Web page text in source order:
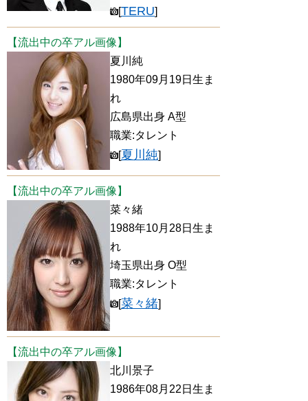
[TERU]
【流出中の卒アル画像】
夏川純
1980年09月19日生ま
れ
広島県出身 A型
職業:タレント
[夏川純]
【流出中の卒アル画像】
菜々緒
1988年10月28日生ま
れ
埼玉県出身 O型
職業:タレント
[菜々緒]
【流出中の卒アル画像】
北川景子
1986年08月22日生ま